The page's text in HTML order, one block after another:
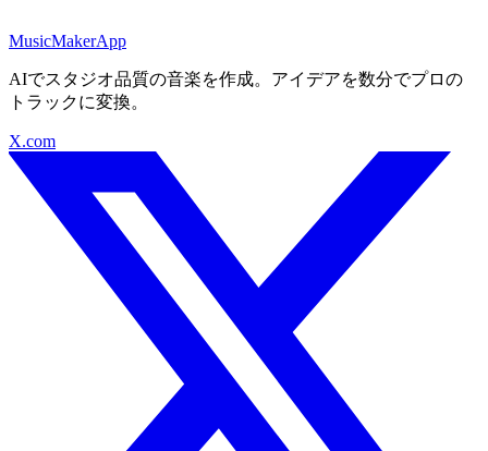
MusicMakerApp
AIでスタジオ品質の音楽を作成。アイデアを数分でプロの
トラックに変換。
X.com